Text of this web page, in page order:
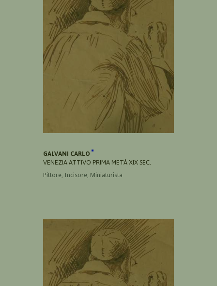
GALVANI CARLO
VENEZIA ATTIVO PRIMA METÀ XIX SEC.
Pittore, Incisore, Miniaturista